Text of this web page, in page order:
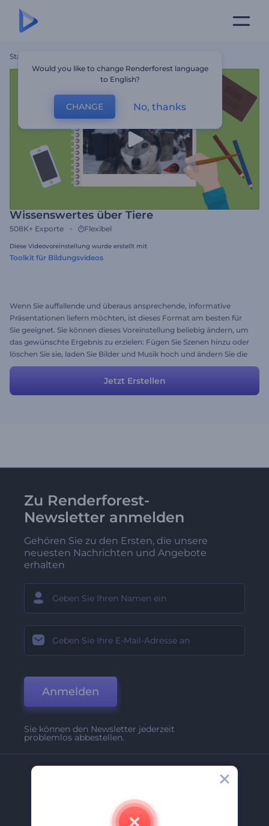
Startseite
Wissenswertes über Tiere
508K+ Exporte Flexibel
Diese Videovoreinstellung wurde erstellt mit
Toolkit für Bildungsvideos
Wenn Sie auffallende und überaus ansprechende, informative
Präsentationen liefern möchten, ist dieses Format am besten für
Sie geeignet. Sie können dieses Voreinstellung beliebig ändern, um
das gewünschte Ergebnis zu erzielen: Fügen Sie Szenen hinzu oder
löschen Sie sie, laden Sie Bilder und Musik hoch und ändern Sie die
Texte.
Jetzt Erstellen
Zu Renderforest-
Newsletter anmelden
Gehören Sie zu den Ersten, die unsere
neuesten Nachrichten und Angebote
erhalten
Anmelden
Sie können den Newsletter jederzeit
problemlos abbestellen.
Would you like to change Renderforest language
to English?
CHANGE No, thanks